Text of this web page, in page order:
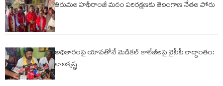
తిరుమల హథీరాంజీ మఠం పరిరక్షణకు తెలంగాణ నేతల పోరు
అధికారంపై యావతోనే మెడికల్ కాలేజీలపై వైసీపీ రాద్దాంతం:
బాలకృష్ణ